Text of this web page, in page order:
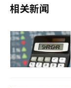
相关新闻